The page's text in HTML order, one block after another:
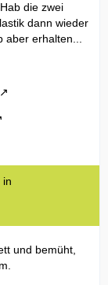
die zwei
dann wieder
erhalten...
in
und bemüht,